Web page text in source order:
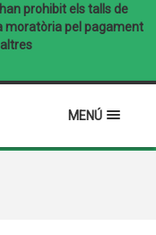
prohibit els talls de
moratòria pel pagament
MENÚ